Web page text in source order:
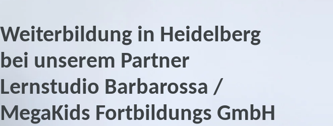
Weiterbildung in Heidelberg
bei unserem Partner
Lernstudio Barbarossa /
MegaKids Fortbildungs GmbH